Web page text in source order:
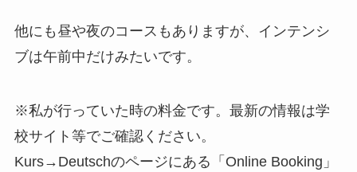
他にも昼や夜のコースもありますが、インテンシ
ブは午前中だけみたいです。
※私が行っていた時の料金です。最新の情報は学
校サイト等でご確認ください。
Kurs→Deutschのページにある「Online Booking」